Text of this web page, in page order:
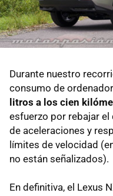
Durante nuestro
consumo de
litros a los cien
esfuerzo por rebajar
de aceleraciones y
límites de velocidad
no están señalizados).
En definitiva, el Lexus